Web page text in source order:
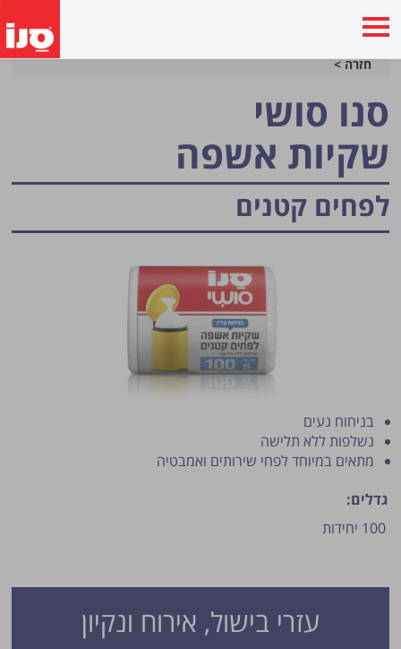
חזרה >
עזרי בישול, אירוח ונקיון
סנו סושי
שקיות אשפה
לפחים קטנים
בניחוח נעים
נשלפות ללא תלישה
מתאים במיוחד לפחי שירותים ואמבטיה
גדלים:
100 יחידות
פרסום הטיפ מותנה לשיקול מנהל האתר.